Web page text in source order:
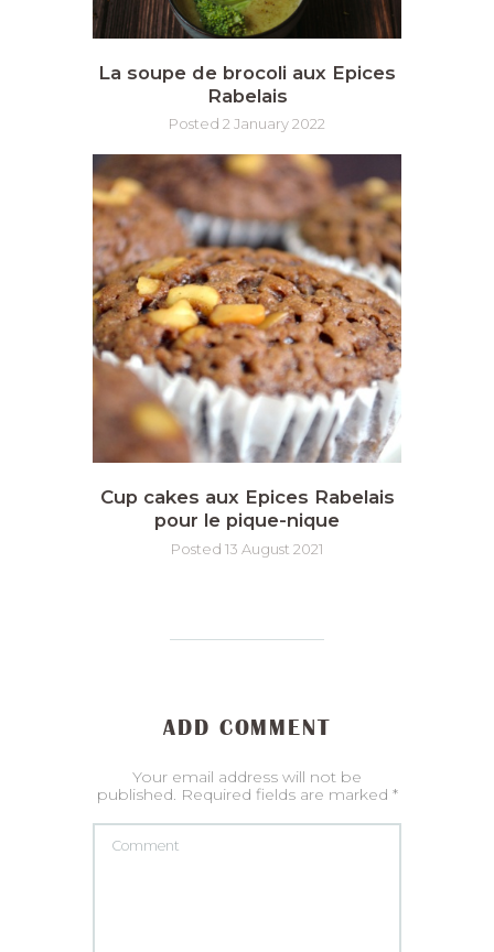
La soupe de brocoli aux Epices
Rabelais
Posted 2 January 2022
Cup cakes aux Epices Rabelais
pour le pique-nique
Posted 13 August 2021
ADD COMMENT
Your email address will not be
published. Required fields are marked *